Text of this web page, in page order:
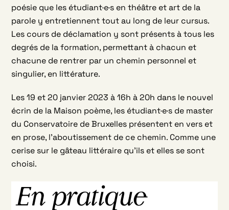
poésie que les étudiant·e·s en théâtre et art de la
parole y entretiennent tout au long de leur cursus.
Les cours de déclamation y sont présents à tous les
degrés de la formation, permettant à chacun et
chacune de rentrer par un chemin personnel et
singulier, en littérature.
Les 19 et 20 janvier 2023 à 16h à 20h dans le nouvel
écrin de la Maison poème, les étudiant·e·s de master
du Conservatoire de Bruxelles présentent en vers et
en prose, l’aboutissement de ce chemin. Comme une
cerise sur le gâteau littéraire qu’ils et elles se sont
choisi.
En pratique